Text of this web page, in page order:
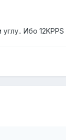
Ибо